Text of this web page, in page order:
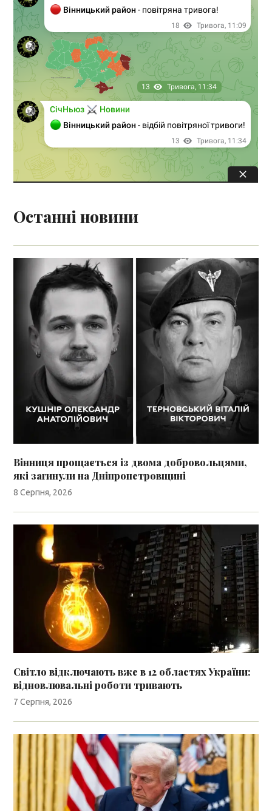
Останні новини
Вінниця прощається із двома добровольцями,
які загинули на Дніпропетровщині
8 Серпня, 2026
Світло відключають вже в 12 областях України:
відновлювальні роботи тривають
7 Серпня, 2026